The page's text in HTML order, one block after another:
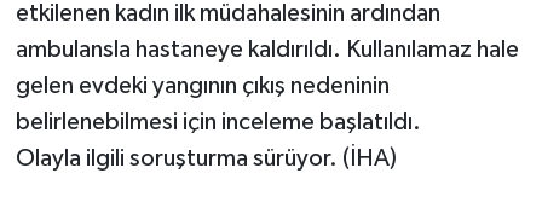
etkilenen kadın ilk müdahalesinin ardından
ambulansla hastaneye kaldırıldı. Kullanılamaz hale
gelen evdeki yangının çıkış nedeninin
belirlenebilmesi için inceleme başlatıldı.
Olayla ilgili soruşturma sürüyor. (İHA)